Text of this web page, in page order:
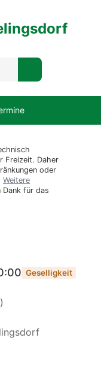
Freizeit. Daher
oder
Weitere
Dank für das
Geselligkeit